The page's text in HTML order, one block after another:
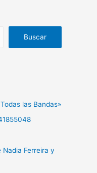
Buscar
las Bandas»
Ferreira y